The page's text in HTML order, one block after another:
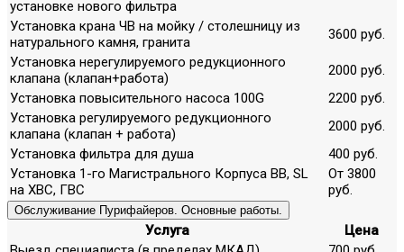
установке нового фильтра
Установка крана ЧВ на мойку / столешницу из
натурального камня, гранита
3600 руб.
Установка нерегулируемого редукционного
клапана (клапан+работа)
2000 руб.
Установка повысительного насоса 100G
2200 руб.
Установка регулируемого редукционного
клапана (клапан + работа)
2000 руб.
Установка фильтра для душа
400 руб.
Установка 1-го Магистрального Корпуса ВВ, SL
на ХВС, ГВС
От 3800
руб.
Обслуживание Пурифайеров. Основные работы.
Услуга
Цена